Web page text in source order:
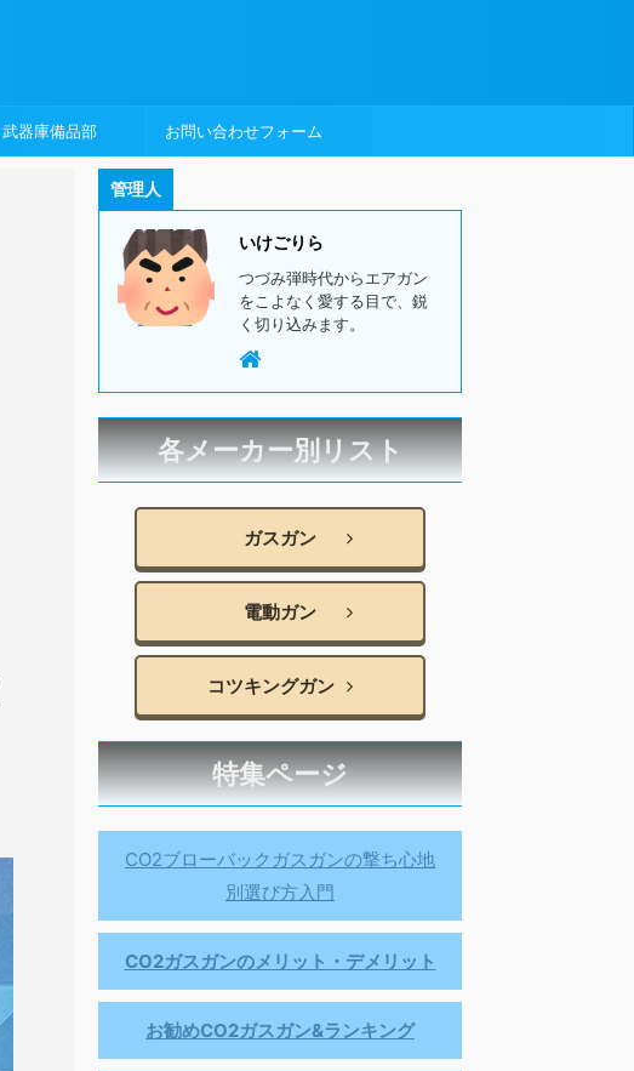
武器庫備品部 お問い合わせフォーム
管理人
いけごりら
つづみ弾時代からエアガン
をこよなく愛する目で、鋭
く切り込みます。
各メーカー別リスト
ガスガン
電動ガン
コツキングガン
特集ページ
CO2ブローバックガスガンの撃ち心地
別選び方入門
CO2ガスガンのメリット・デメリット
お勧めCO2ガスガン&ランキング